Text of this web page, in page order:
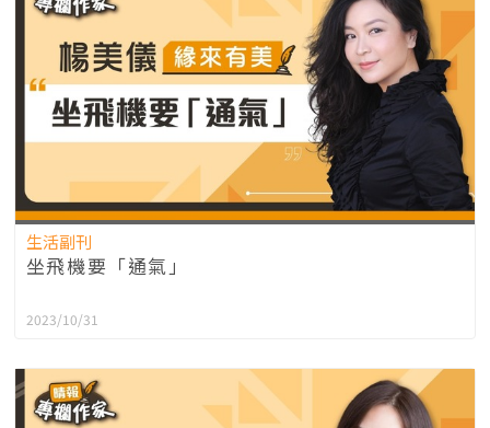
生活副刊
坐飛機要「通氣」
2023/10/31